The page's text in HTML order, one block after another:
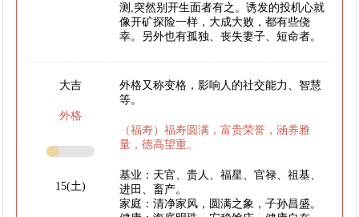
测,突然别开生面者有之。诱发的投机心就
像开矿探险一样，大成大败，都有些侥
幸。另外也有孤独、丧失妻子、短命者。
大吉
外格
15(土)
外格又称变格，影响人的社交能力、智慧
等。
（福寿）福寿圆满，富贵荣誉，涵养雅
量，德高望重。
基业：天官、贵人、福星、官禄、祖基、
进田、畜产。
家庭：清净家风，圆满之象，子孙昌盛。